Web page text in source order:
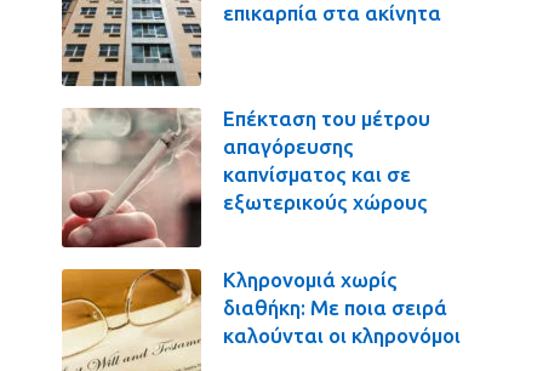
επικαρπία στα ακίνητα
Επέκταση του μέτρου
απαγόρευσης
καπνίσματος και σε
εξωτερικούς χώρους
Κληρονομιά χωρίς
διαθήκη: Με ποια σειρά
καλούνται οι κληρονόμοι